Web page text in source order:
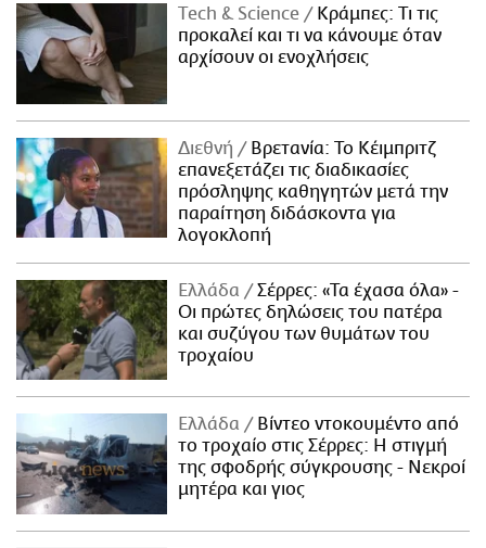
Τech & Science
Κράμπες: Τι τις
προκαλεί και τι να κάνουμε όταν
αρχίσουν οι ενοχλήσεις
Διεθνή
Βρετανία: Το Κέιμπριτζ
επανεξετάζει τις διαδικασίες
πρόσληψης καθηγητών μετά την
παραίτηση διδάσκοντα για
λογοκλοπή
Ελλάδα
Σέρρες: «Τα έχασα όλα» -
Οι πρώτες δηλώσεις του πατέρα
και συζύγου των θυμάτων του
τροχαίου
Ελλάδα
Βίντεο ντοκουμέντο από
το τροχαίο στις Σέρρες: Η στιγμή
της σφοδρής σύγκρουσης - Νεκροί
μητέρα και γιος